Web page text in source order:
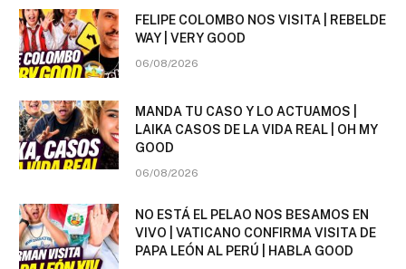
FELIPE COLOMBO NOS VISITA | REBELDE
WAY | VERY GOOD
06/08/2026
MANDA TU CASO Y LO ACTUAMOS |
LAIKA CASOS DE LA VIDA REAL | OH MY
GOOD
06/08/2026
NO ESTÁ EL PELAO NOS BESAMOS EN
VIVO | VATICANO CONFIRMA VISITA DE
PAPA LEÓN AL PERÚ | HABLA GOOD